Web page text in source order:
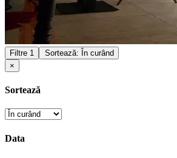
Filtre 1
Sortează: În curând
×
Sortează
Data